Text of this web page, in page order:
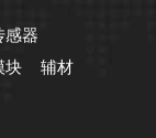
感器
块 辅材